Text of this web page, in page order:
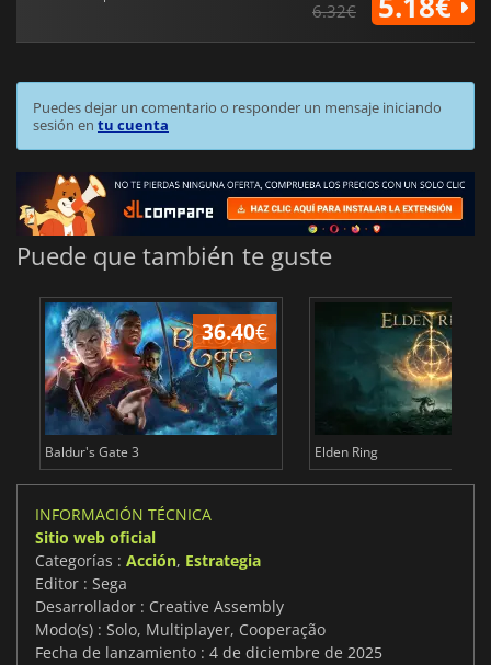
6.32€
Puedes dejar un comentario o responder un mensaje iniciando
sesión en tu cuenta
Puede que también te guste
36.40€
Baldur's Gate 3 Elden Ring
INFORMACIÓN TÉCNICA
Sitio web oficial
Categorías : Acción, Estrategia
Editor : Sega
Desarrollador : Creative Assembly
Modo(s) : Solo, Multiplayer, Cooperação
Fecha de lanzamiento : 4 de diciembre de 2025